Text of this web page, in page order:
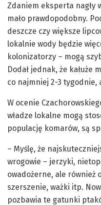
Zdaniem eksperta nagły
mało prawdopodobny.
deszcze czy większe
lokalnie wody będzie
kolonizatorzy – mogą
Dodał jednak, że kałuże
co najmniej 2-3 tygodnie,
W ocenie
władze lokalne mogą
populację komarów, są
– Myślę, że
wrogowie – jerzyki,
owadożerne, ale również
szerszenie, ważki itp.
pozbawia te gatunki